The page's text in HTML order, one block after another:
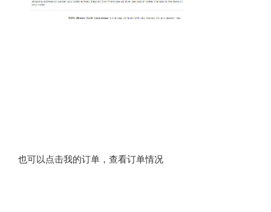
也可以点击我的订单，查看订单情况